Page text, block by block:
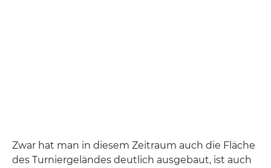
Zwar hat man in diesem Zeitraum auch die Fläche
des Turniergeländes deutlich ausgebaut, ist auch